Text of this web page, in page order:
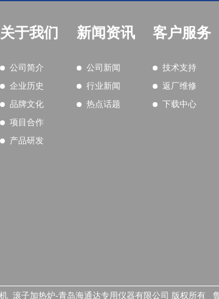
关于我们
公司简介
企业历史
品牌文化
项目合作
产品研发
新闻资讯
公司新闻
行业新闻
热点话题
客户服务
技术支持
返厂维修
下载中心
_滚子加热炉-青岛海通达专用仪器有限公司 版权所有